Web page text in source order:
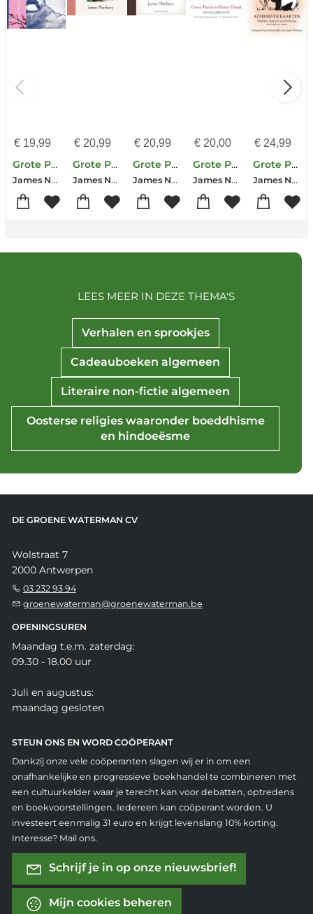
€19,99
Grote Panda & Kleine Draak - notitieboek
James Norbury
€20,99
Grote Panda & Kleine Draak - De mooiste plek op aarde
James Norbury
€ 20,99
Grote Panda & Kleine Draak
James Norbury
€ 20,00
Grote Panda & Kleine Draak - Wenskaartenset
James Norbury
€ 24,99
Grote Panda & Kleine Draak - affirmatiekaarten
James Norbury
Verhalen en sprookjes
Cadeauboeken algemeen
Literaire non-fictie algemeen
Oosterse religies waaronder boeddhisme
en hindoeësme
LEES MEER IN DEZE THEMA'S
DE GROENE WATERMAN CV
Wolstraat 7
2000 Antwerpen
03 232 93 94
groenewaterman@groenewaterman.be
OPENINGSUREN
Maandag t.e.m. zaterdag:
09.30 - 18.00 uur
Juli en augustus:
maandag gesloten
STEUN ONS EN WORD COÖPERANT
Dankzij onze vele coöperanten slagen wij er in om een
onafhankelijke en progressieve boekhandel te combineren met
een cultuurkelder waar je terecht kan voor debatten, optredens
en boekvoorstellingen. Iedereen kan coöperant worden. U
investeert eenmalig 31 euro en krijgt levenslang 10% korting.
Interesse? Mail ons.
Schrijf je in op onze nieuwsbrief!
Mijn cookies beheren